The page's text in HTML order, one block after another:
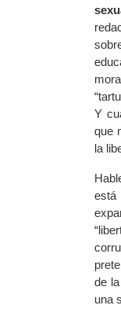
Y
que
la
está
de
una